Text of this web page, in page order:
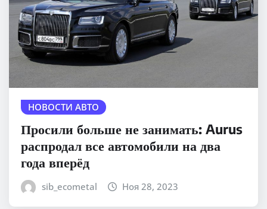
НОВОСТИ АВТО
Просили больше не занимать: Aurus
распродал все автомобили на два
года вперёд
sib_ecometal Ноя 28, 2023